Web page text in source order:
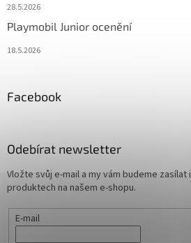
28.5.2026
Playmobil Junior ocenění
18.5.2026
Facebook
Odebírat newsletter
Vložte svůj e-mail a my vám budeme
produktech na našem e-shopu.
E-mail